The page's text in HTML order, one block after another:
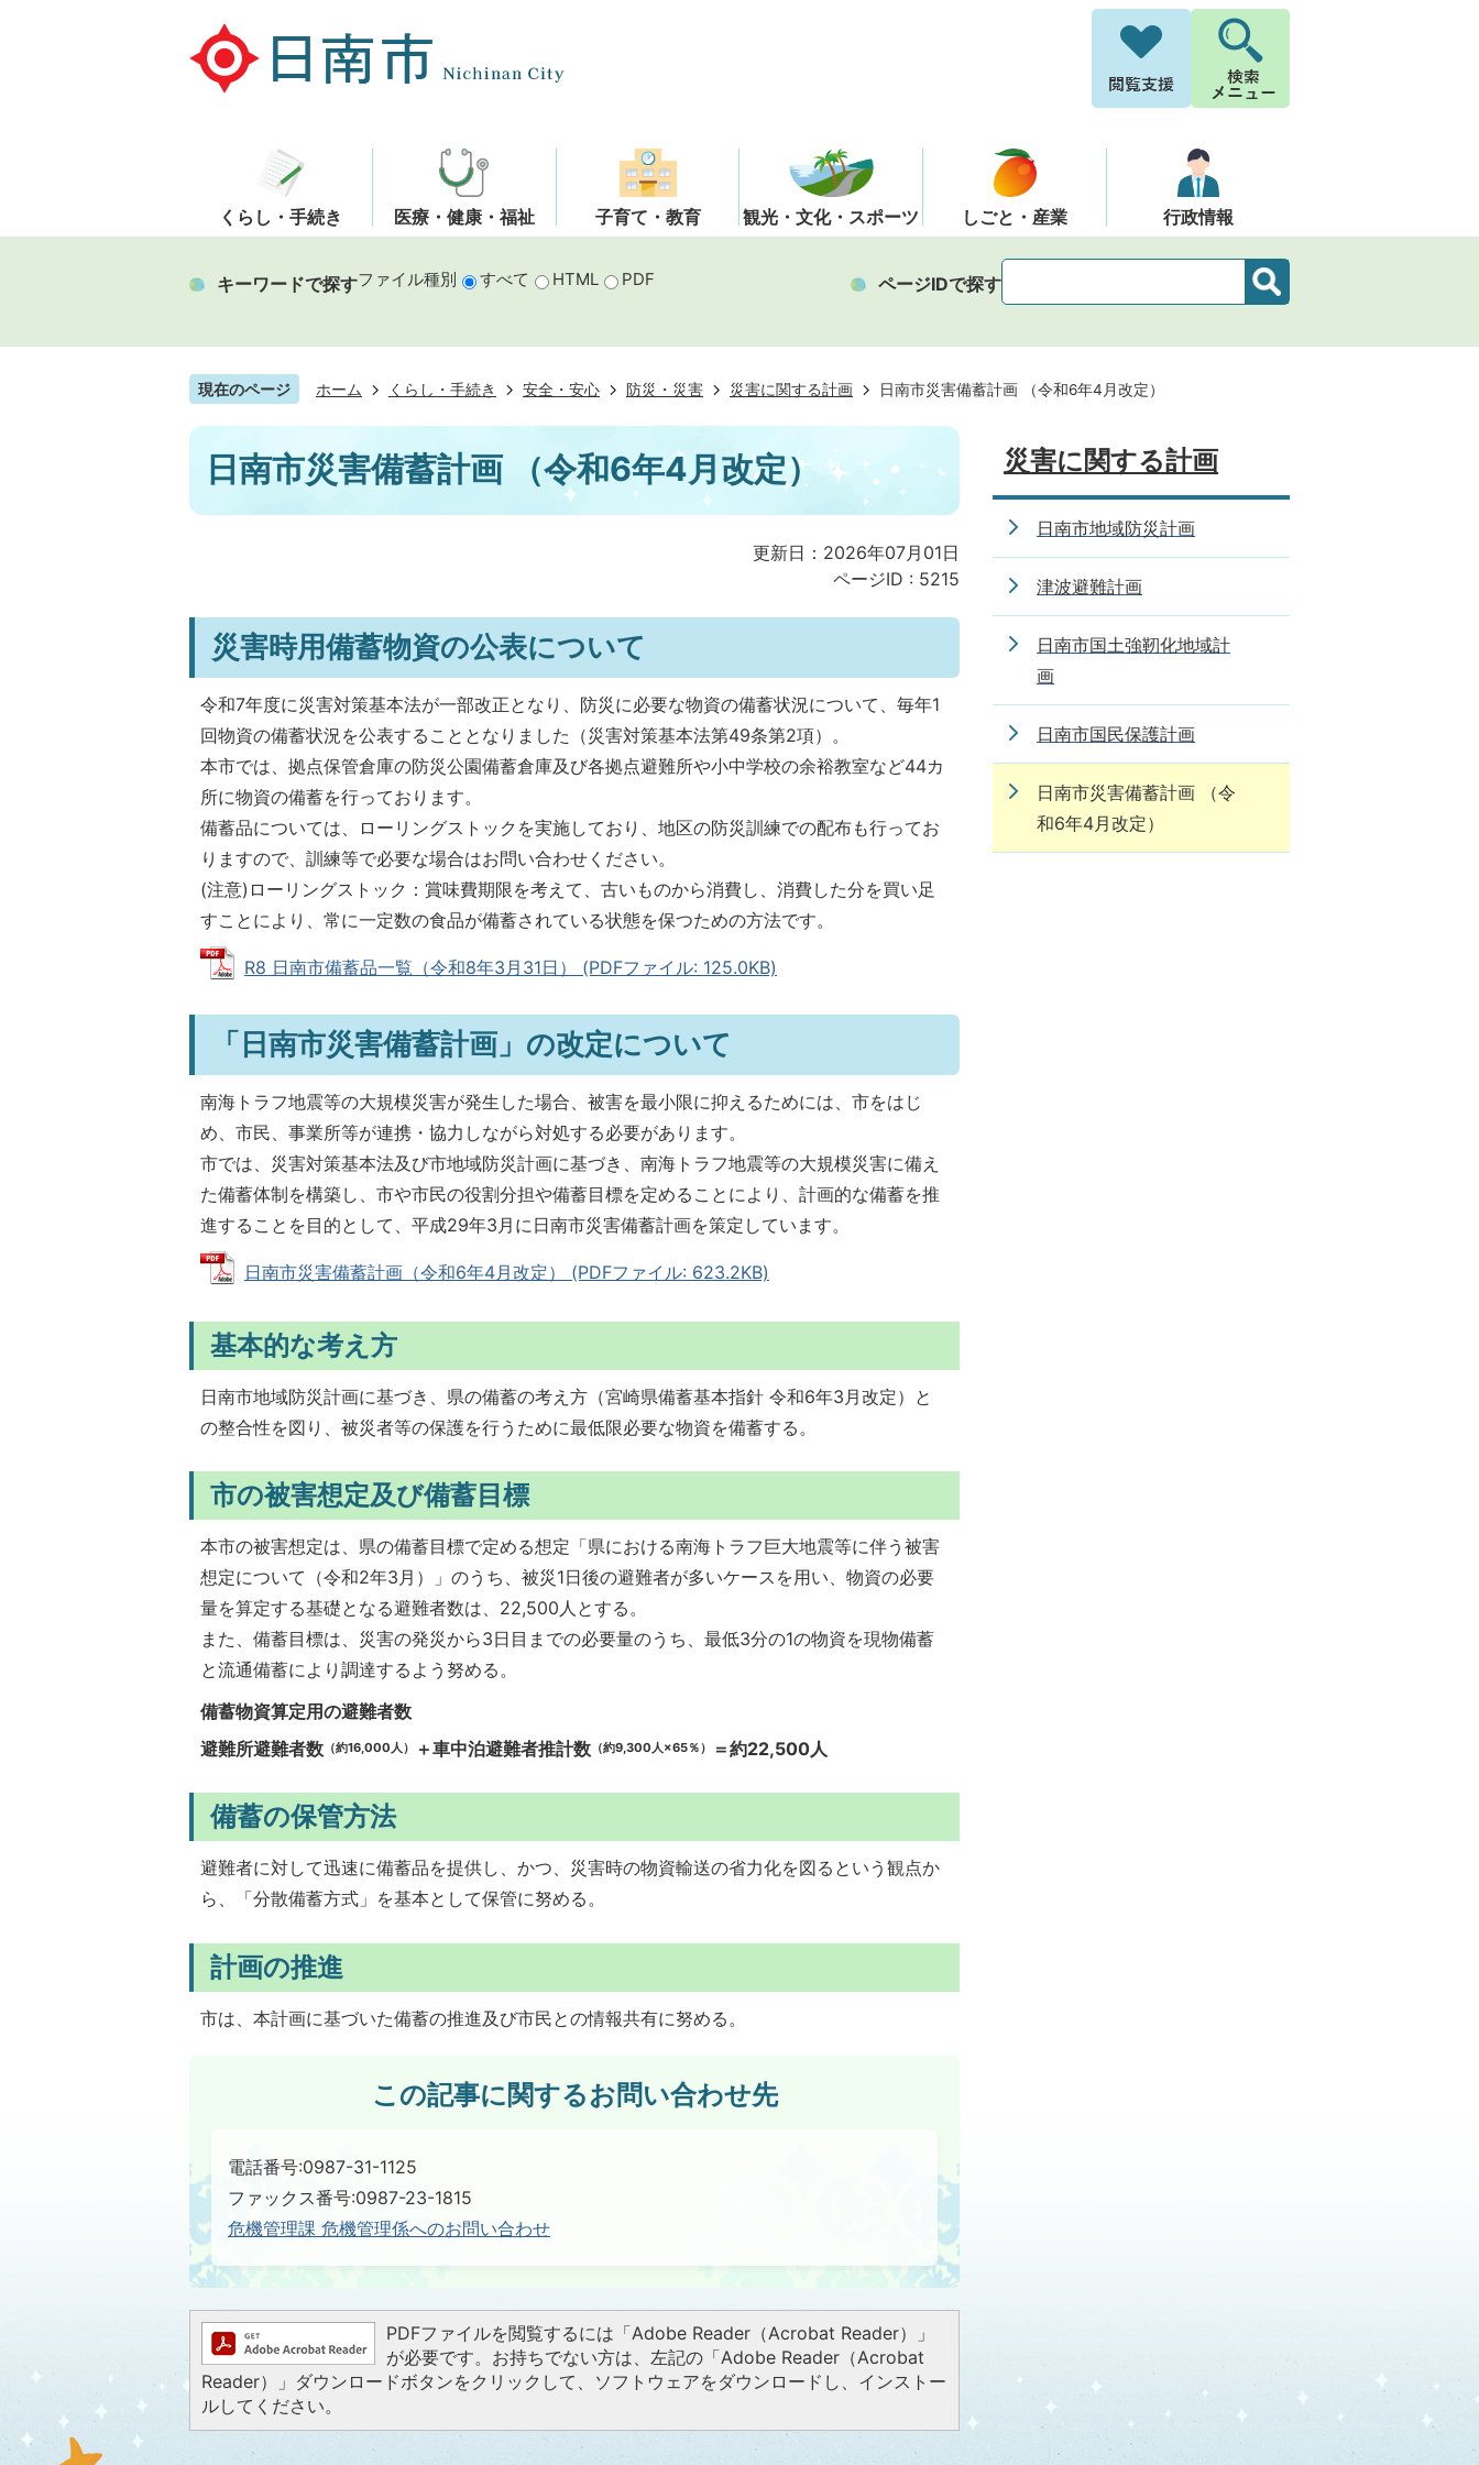
くらし・手続き 医療・健康・福祉 子育て・教育 観光・文化・スポーツ しごと・産業 行政情報
キーワードで探すファイル種別 すべて HTML PDF ページIDで探す
現在のページ ホーム くらし・手続き 安全・安心 防災・災害 災害に関する計画 日南市災害備蓄計画 （令和6年4月改定）
日南市災害備蓄計画 （令和6年4月改定）
更新日：2026年07月01日
ページID : 5215
災害時用備蓄物資の公表について
令和7年度に災害対策基本法が一部改正となり、防災に必要な物資の備蓄状況について、毎年1
回物資の備蓄状況を公表することとなりました（災害対策基本法第49条第2項）。
本市では、拠点保管倉庫の防災公園備蓄倉庫及び各拠点避難所や小中学校の余裕教室など44カ
所に物資の備蓄を行っております。
備蓄品については、ローリングストックを実施しており、地区の防災訓練での配布も行ってお
りますので、訓練等で必要な場合はお問い合わせください。
(注意)ローリングストック：賞味費期限を考えて、古いものから消費し、消費した分を買い足
すことにより、常に一定数の食品が備蓄されている状態を保つための方法です。
R8 日南市備蓄品一覧（令和8年3月31日） (PDFファイル: 125.0KB)
「日南市災害備蓄計画」の改定について
南海トラフ地震等の大規模災害が発生した場合、被害を最小限に抑えるためには、市をはじ
め、市民、事業所等が連携・協力しながら対処する必要があります。
市では、災害対策基本法及び市地域防災計画に基づき、南海トラフ地震等の大規模災害に備え
た備蓄体制を構築し、市や市民の役割分担や備蓄目標を定めることにより、計画的な備蓄を推
進することを目的として、平成29年3月に日南市災害備蓄計画を策定しています。
日南市災害備蓄計画（令和6年4月改定） (PDFファイル: 623.2KB)
基本的な考え方
日南市地域防災計画に基づき、県の備蓄の考え方（宮崎県備蓄基本指針 令和6年3月改定）と
の整合性を図り、被災者等の保護を行うために最低限必要な物資を備蓄する。
市の被害想定及び備蓄目標
本市の被害想定は、県の備蓄目標で定める想定「県における南海トラフ巨大地震等に伴う被害
想定について（令和2年3月）」のうち、被災1日後の避難者が多いケースを用い、物資の必要
量を算定する基礎となる避難者数は、22,500人とする。
また、備蓄目標は、災害の発災から3日目までの必要量のうち、最低3分の1の物資を現物備蓄
と流通備蓄により調達するよう努める。
備蓄物資算定用の避難者数
避難所避難者数 （約16,000人） ＋車中泊避難者推計数 （約9,300人×65％） ＝約22,500人
備蓄の保管方法
避難者に対して迅速に備蓄品を提供し、かつ、災害時の物資輸送の省力化を図るという観点か
ら、「分散備蓄方式」を基本として保管に努める。
計画の推進
市は、本計画に基づいた備蓄の推進及び市民との情報共有に努める。
この記事に関するお問い合わせ先
電話番号:0987-31-1125
ファックス番号:0987-23-1815
危機管理課 危機管理係へのお問い合わせ
PDFファイルを閲覧するには「Adobe Reader（Acrobat Reader）」
が必要です。お持ちでない方は、左記の「Adobe Reader（Acrobat
Reader）」ダウンロードボタンをクリックして、ソフトウェアをダウンロードし、インストー
ルしてください。
災害に関する計画
日南市地域防災計画
津波避難計画
日南市国土強靭化地域計
画
日南市国民保護計画
日南市災害備蓄計画 （令
和6年4月改定）